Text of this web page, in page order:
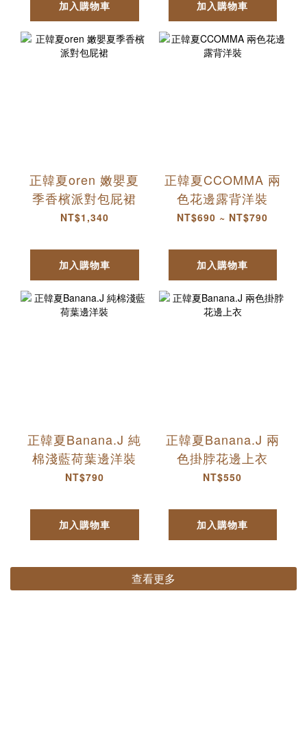
加入購物車 加入購物車
正韓夏oren 嫩嬰夏
季香檳派對包屁裙
NT$1,340
加入購物車
正韓夏CCOMMA 兩
色花邊露背洋裝
NT$690 ~ NT$790
加入購物車
正韓夏Banana.J 純
棉淺藍荷葉邊洋裝
NT$790
加入購物車
正韓夏Banana.J 兩
色掛脖花邊上衣
NT$550
加入購物車
查看更多